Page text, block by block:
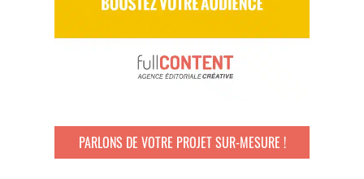
PARLONS DE VOTRE PROJET SUR-MESURE !